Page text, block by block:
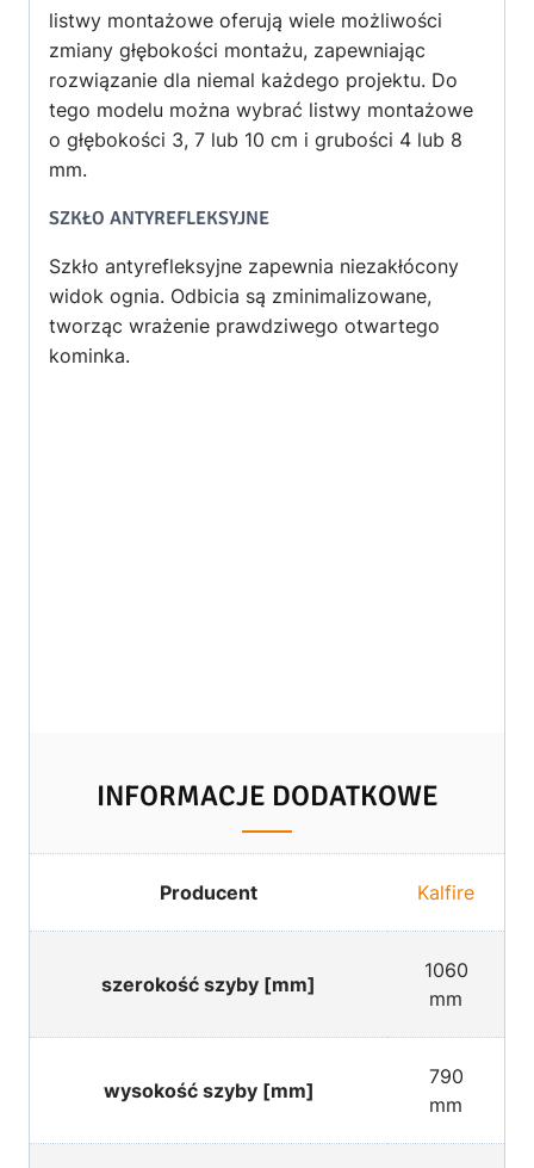
listwy montażowe oferują wiele możliwości
zmiany głębokości montażu, zapewniając
rozwiązanie dla niemal każdego projektu. Do
tego modelu można wybrać listwy montażowe
o głębokości 3, 7 lub 10 cm i grubości 4 lub 8
mm.
SZKŁO ANTYREFLEKSYJNE
Szkło antyrefleksyjne zapewnia niezakłócony
widok ognia. Odbicia są zminimalizowane,
tworząc wrażenie prawdziwego otwartego
kominka.
INFORMACJE DODATKOWE
Producent Kalfire
szerokość szyby [mm]
1060
mm
wysokość szyby [mm]
790
mm